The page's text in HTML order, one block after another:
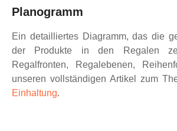
Planogramm
Ein detailliertes Diagramm, das die
der Produkte in den Regalen
Regalfronten, Regalebenen,
unseren vollständigen Artikel zum
Einhaltung.